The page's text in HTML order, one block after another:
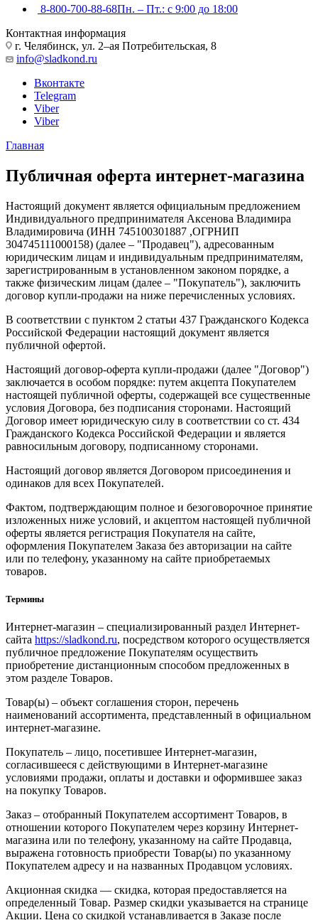
8-800-700-88-68Пн. – Пт.: с 9:00 до 18:00
Контактная информация
г. Челябинск, ул. 2–ая Потребительская, 8
info@sladkond.ru
Вконтакте
Telegram
Viber
Viber
Главная
Публичная оферта интернет-магазина
Настоящий документ является официальным предложением
Индивидуального предпринимателя Аксенова Владимира
Владимировича (ИНН 745100301887 ,ОГРНИП
304745111000158) (далее – "Продавец"), адресованным
юридическим лицам и индивидуальным предпринимателям,
зарегистрированным в установленном законом порядке, а
также физическим лицам (далее – "Покупатель"), заключить
договор купли-продажи на ниже перечисленных условиях.
В соответствии с пунктом 2 статьи 437 Гражданского Кодекса
Российской Федерации настоящий документ является
публичной офертой.
Настоящий договор-оферта купли-продажи (далее "Договор")
заключается в особом порядке: путем акцепта Покупателем
настоящей публичной оферты, содержащей все существенные
условия Договора, без подписания сторонами. Настоящий
Договор имеет юридическую силу в соответствии со ст. 434
Гражданского Кодекса Российской Федерации и является
равносильным договору, подписанному сторонами.
Настоящий договор является Договором присоединения и
одинаков для всех Покупателей.
Фактом, подтверждающим полное и безоговорочное принятие
изложенных ниже условий, и акцептом настоящей публичной
оферты является регистрация Покупателя на сайте,
оформления Покупателем Заказа без авторизации на сайте
или по телефону, указанному на сайте приобретаемых
товаров.
Термины
Интернет-магазин – специализированный раздел Интернет-
сайта https://sladkond.ru, посредством которого осуществляется
публичное предложение Покупателям осуществить
приобретение дистанционным способом предложенных в
этом разделе Товаров.
Товар(ы) – объект соглашения сторон, перечень
наименований ассортимента, представленный в официальном
интернет-магазине.
Покупатель – лицо, посетившее Интернет-магазин,
согласившееся с действующими в Интернет-магазине
условиями продажи, оплаты и доставки и оформившее заказ
на покупку Товаров.
Заказ – отобранный Покупателем ассортимент Товаров, в
отношении которого Покупателем через корзину Интернет-
магазина или по телефону, указанному на сайте Продавца,
выражена готовность приобрести Товар(ы) по указанному
Покупателем адресу и на названных Продавцом условиях.
Акционная скидка — скидка, которая предоставляется на
определенный Товар. Размер скидки указывается на странице
Акции. Цена со скидкой устанавливается в Заказе после